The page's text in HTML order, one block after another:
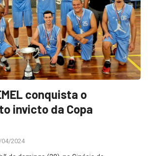
conquista o
invicto da Copa
2024